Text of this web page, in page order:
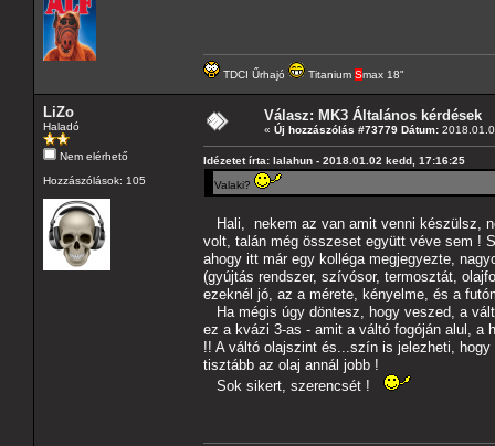
TDCI Űrhajó Titanium Smax 18"
LiZo
Haladó
Nem elérhető
Hozzászólások: 105
Válasz: MK3 Általános kérdések
« Új hozzászólás #73779 Dátum:
Idézetet írta: lalahun - 2018.01.02 kedd, 17:16:25
Valaki?
Hali, nekem az van amit venni készülsz,
volt, talán még összeset együtt véve sem !
ahogy itt már egy kolléga megjegyezte,
(gyújtás rendszer, szívósor, termosztát,
ezeknél jó, az a mérete, kényelme, és a
Ha mégis úgy döntesz, hogy veszed, a
ez a kvázi 3-as - amit a váltó fogóján alul, a
!! A váltó olajszint és...szín is jelezheti,
tisztább az olaj annál jobb !
Sok sikert, szerencsét !